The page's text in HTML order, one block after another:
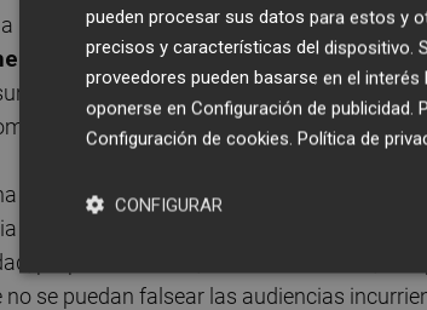
reformar la Ley de Publicidad
, para introducir criterios de
ha aclarado que estos criterios serán
y los grupos parlamentarios.
avanzado el ministro de Cultura, será
y la metodología que utilicen cumpla los
proporcionalidad, no discriminación,
se puedan falsear las audiencias
pueden procesar sus datos para estos y
precisos y características del dispositivo.
proveedores pueden basarse en el
oponerse en Configuración de publicidad.
Configuración de cookies. Política de
CONFIGURAR